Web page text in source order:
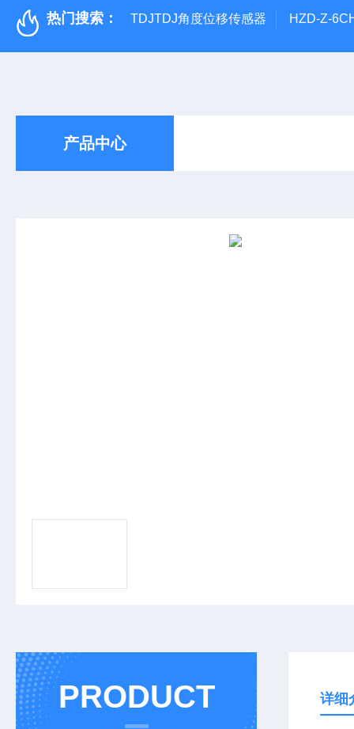
热门搜索： TDJTDJ角度位移传感器 HZD-Z-
产品中心
PRODUCT 详细